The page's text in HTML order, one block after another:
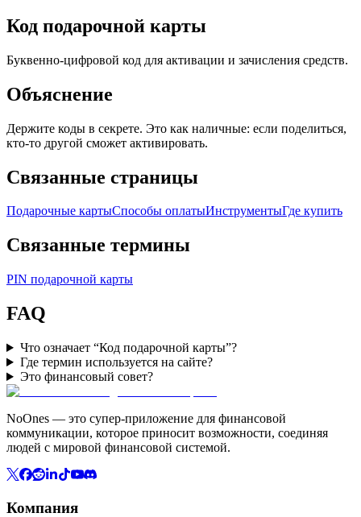
Код подарочной карты
Буквенно-цифровой код для активации и зачисления средств.
Объяснение
Держите коды в секрете. Это как наличные: если поделиться,
кто-то другой сможет активировать.
Связанные страницы
Подарочные картыСпособы оплатыИнструментыГде купить
Связанные термины
PIN подарочной карты
FAQ
Что означает “Код подарочной карты”?
Где термин используется на сайте?
Это финансовый совет?
NoOnes — это супер-приложение для финансовой
коммуникации, которое приносит возможности, соединяя
людей с мировой финансовой системой.
Компания